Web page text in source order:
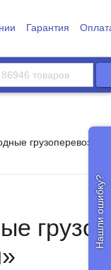
Гарантия
грузоперевозки
Нашли ошибку?